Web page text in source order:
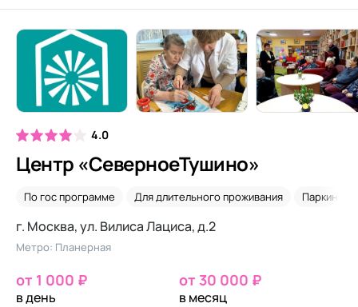
4.0
Центр «СеверноеТушино»
По гос программе Для длительного проживания Паркинсон
г. Москва, ул. Вилиса Лациса, д.2
Метро: Планерная
от 1 000 ₽
в день
от 30 000 ₽
в месяц